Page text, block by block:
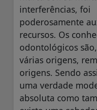
interferências, foi
poderosamente
recursos. Os
odontológicos
várias origens,
origens. Sendo
uma verdade
absoluta como